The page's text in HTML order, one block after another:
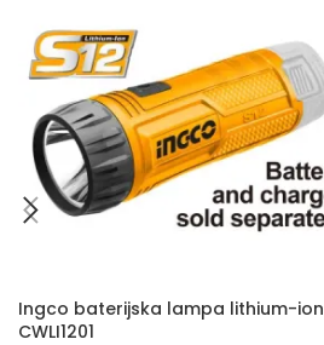
Ingco baterijska lampa lithium-ion
CWLI1201